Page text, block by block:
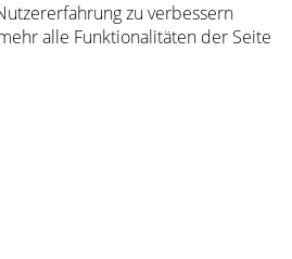
zu verbessern
alle Funktionalitäten der Seite